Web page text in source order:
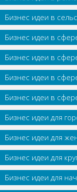
Бизнес идеи в
Бизнес идеи в
Бизнес идеи в
Бизнес идеи в
Бизнес идеи в
Бизнес идеи для
Бизнес идеи для
Бизнес идеи для
Бизнес идеи для